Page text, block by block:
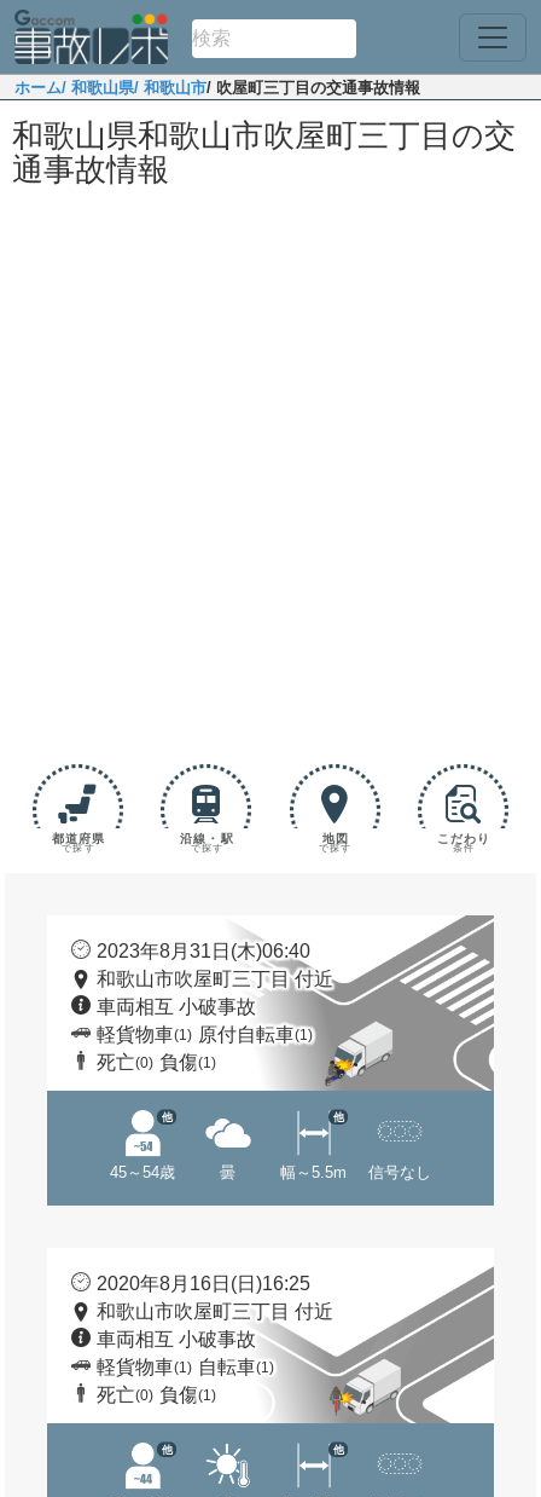
ホーム/ 和歌山県/ 和歌山市/ 吹屋町三丁目の交通事故情報
和歌山県和歌山市吹屋町三丁目の交
通事故情報
都道府県
で探す
沿線・駅
で探す
地図
で探す
こだわり
条件
2023年8月31日(木)06:40
和歌山市吹屋町三丁目 付近
車両相互 小破事故
軽貨物車(1) 原付自転車(1)
死亡(0) 負傷(1)
45～54歳
他
曇 幅～5.5m
他
信号なし
2020年8月16日(日)16:25
和歌山市吹屋町三丁目 付近
車両相互 小破事故
軽貨物車(1) 自転車(1)
死亡(0) 負傷(1)
他 他